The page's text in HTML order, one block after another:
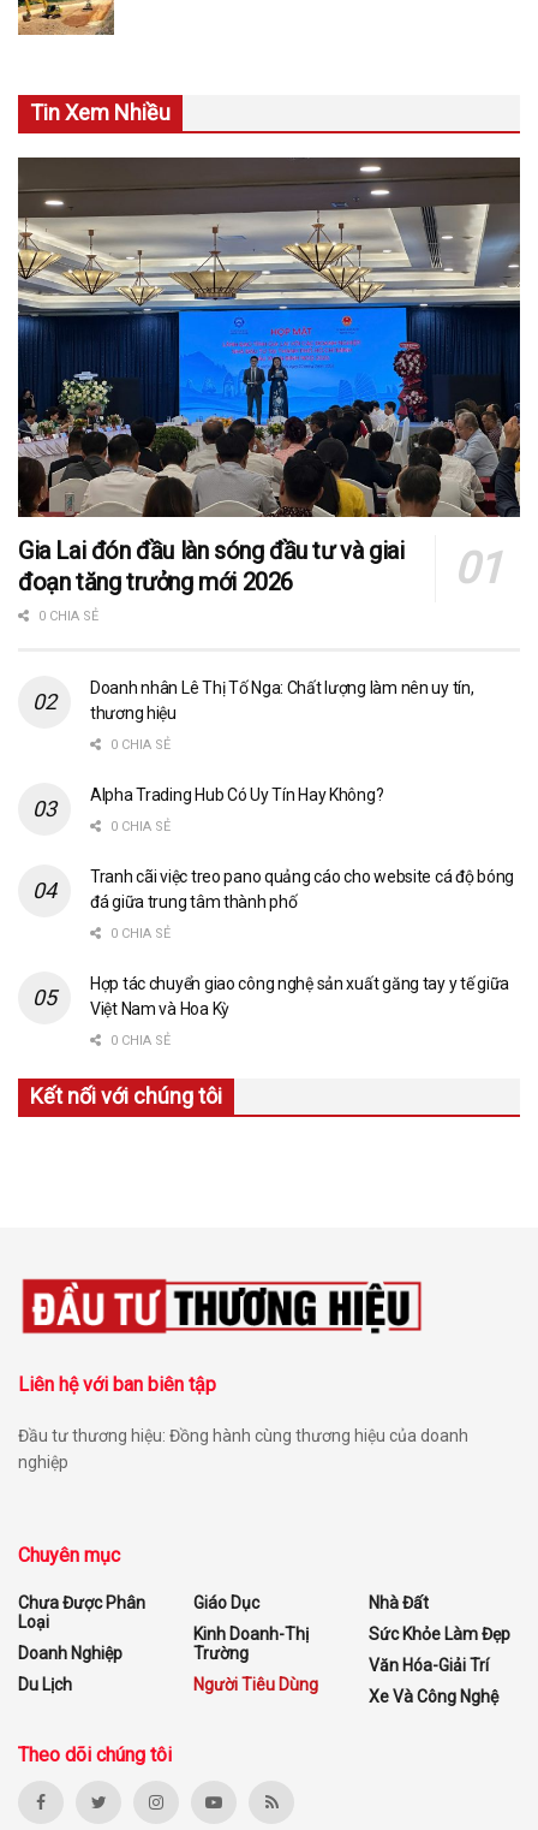
Tin Xem Nhiều
Gia Lai đón đầu làn sóng đầu tư và giai
đoạn tăng trưởng mới 2026
0 CHIA SẺ
Doanh nhân Lê Thị Tố Nga: Chất lượng làm nên uy tín,
thương hiệu
0 CHIA SẺ
Alpha Trading Hub Có Uy Tín Hay Không?
0 CHIA SẺ
Tranh cãi việc treo pano quảng cáo cho website cá độ bóng
đá giữa trung tâm thành phố
0 CHIA SẺ
Hợp tác chuyển giao công nghệ sản xuất găng tay y tế giữa
Việt Nam và Hoa Kỳ
0 CHIA SẺ
Kết nối với chúng tôi
Liên hệ với ban biên tập
Đầu tư thương hiệu: Đồng hành cùng thương hiệu của doanh
nghiệp
Chuyên mục
Chưa Được Phân
Loại
Doanh Nghiệp
Du Lịch
Giáo Dục
Kinh Doanh-Thị
Trường
Người Tiêu Dùng
Nhà Đất
Sức Khỏe Làm Đẹp
Văn Hóa-Giải Trí
Xe Và Công Nghệ
Theo dõi chúng tôi